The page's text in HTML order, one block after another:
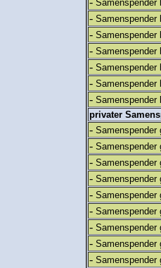
Samenspender
- Samenspender
- Samenspender
- Samenspender
- Samenspender
- Samenspender
- Samenspender
privater
- Samenspender
- Samenspender
- Samenspender
- Samenspender
- Samenspender
- Samenspender
- Samenspender
- Samenspender
- Samenspender